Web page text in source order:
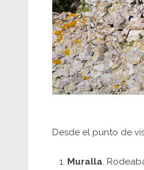
Desde el punto de
Muralla.